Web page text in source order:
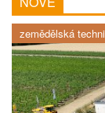
zemědělská